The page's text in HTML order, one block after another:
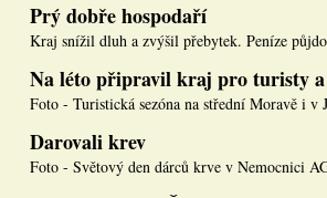
Prý dobře hospodaří
Kraj snížil dluh a zvýšil přebytek. Peníze
Na léto připravil kraj pro turisty a
Foto - Turistická sezóna na střední Moravě i v
Darovali krev
Foto - Světový den dárců krve v Nemocnici